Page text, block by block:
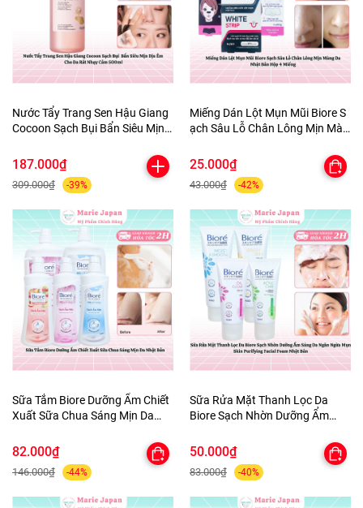
Nước Tẩy Trang Sen Hậu Giang
Cocoon Sạch Bụi Bẩn Siêu Mịn
500ml
187.000₫
309.000₫ -39%
Miếng Dán Lột Mụn Mũi Biore S
ạch Sâu Lỗ Chân Lông Mịn Màn
25.000₫
43.000₫ -42%
Sữa Tắm Biore Dưỡng Ẩm Chiết
Xuất Sữa Chua Sáng Mịn Da
82.000₫
146.000₫ -44%
Sữa Rửa Mặt Thanh Lọc Da
Biore Sạch Nhờn Dưỡng Ẩm
Purifying Facial Foam Nhật Bản
50.000₫
83.000₫ -40%